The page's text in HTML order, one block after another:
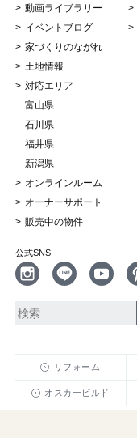
動画ライブラリー
イベントブログ
家づくりのながれ
土地情報
対応エリア
富山県
石川県
福井県
新潟県
オンラインルーム
オーナーサポート
販売中の物件
公式SNS
リフォーム
オスカービルド